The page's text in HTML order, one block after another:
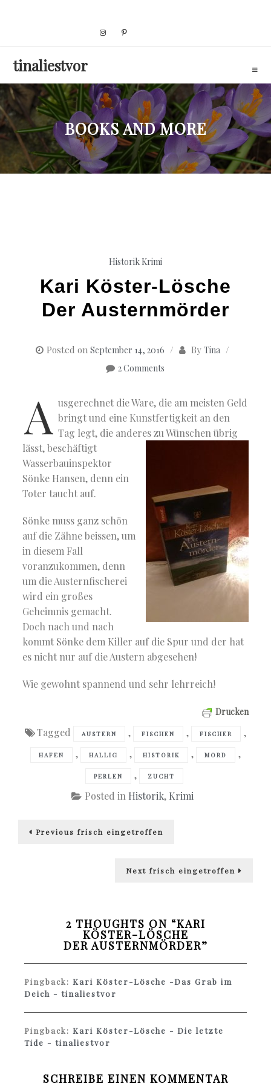
tinaliestvor
BOOKS AND MORE
Historik Krimi
Kari Köster-Lösche
Der Austernmörder
Posted on September 14, 2016 By Tina
2 Comments
A usgerechnet die Ware, die am meisten Geld
bringt und eine Kunstfertigkeit an den
Tag legt, die anderes zu Wünschen übrig
lässt,beschäftigt
Wasserbauinspektor
Sönke Hansen, denn ein
Toter taucht auf.
Sönke muss ganz schön
auf die Zähne beissen, um
in diesem Fall
voranzukommen, denn
um die Austernfischerei
wird ein großes
Geheimnis gemacht.
Doch nach und nach
kommt Sönke dem Killer auf die Spur und der hat
es nicht nur auf die Austern abgesehen!
Wie gewohnt spannend und sehr lehrreich!
Drucken
Tagged AUSTERN , FISCHEN , FISCHER ,
HAFEN , HALLIG , HISTORIK , MORD ,
PERLEN , ZUCHT
Posted in Historik, Krimi
Beitragsnavigation
Previous Previous
frisch eingetroffen
Next Next
frisch eingetroffen
2 THOUGHTS ON “KARI
KÖSTER-LÖSCHE
DER AUSTERNMÖRDER”
Pingback:Kari Köster-Lösche -Das Grab im
Deich - tinaliestvor
Pingback:Kari Köster-Lösche - Die letzte
Tide - tinaliestvor
SCHREIBE EINEN KOMMENTAR